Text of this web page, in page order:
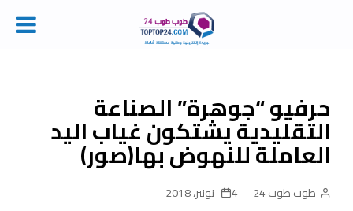
حرفيو “جوهرة” الصناعة
التقليدية يشتكون غياب اليد
العاملة للنهوض بها(صور)
طوب طوب 24 4 نونبر، 2018